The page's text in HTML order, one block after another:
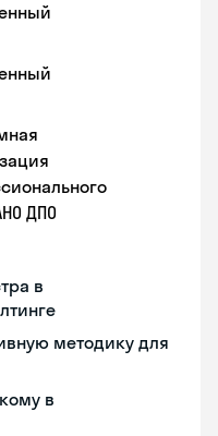
ДПО
в
методику для
в